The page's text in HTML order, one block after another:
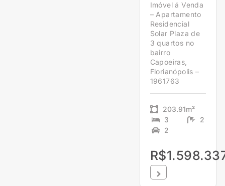
Imóvel á Venda
– Apartamento
Residencial
Solar Plaza de
3 quartos no
bairro
Capoeiras,
Florianópolis –
1961763
203.91m²
3
2
2